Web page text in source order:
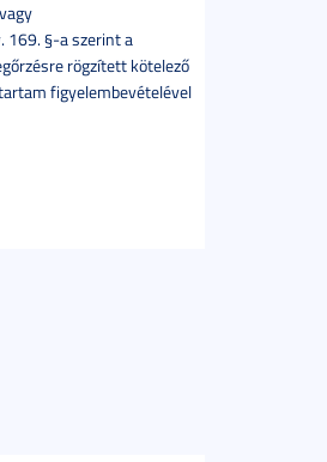
169. §-a szerint a
rögzített kötelező
figyelembevételével